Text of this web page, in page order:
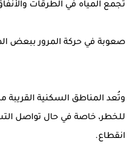
تجمع المياه في الطرقات
صعوبة في حركة المرور ببعض
وتُعد المناطق السكنية القريبة
للخطر، خاصة في حال تواصل
انقطاع.